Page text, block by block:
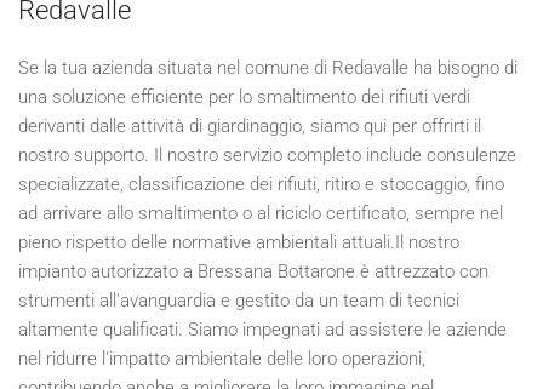
Redavalle
Se la tua azienda situata nel comune di Redavalle ha bisogno di
una soluzione efficiente per lo smaltimento dei rifiuti verdi
derivanti dalle attività di giardinaggio, siamo qui per offrirti il
nostro supporto. Il nostro servizio completo include consulenze
specializzate, classificazione dei rifiuti, ritiro e stoccaggio, fino
ad arrivare allo smaltimento o al riciclo certificato, sempre nel
pieno rispetto delle normative ambientali attuali.Il nostro
impianto autorizzato a Bressana Bottarone è attrezzato con
strumenti all'avanguardia e gestito da un team di tecnici
altamente qualificati. Siamo impegnati ad assistere le aziende
nel ridurre l'impatto ambientale delle loro operazioni,